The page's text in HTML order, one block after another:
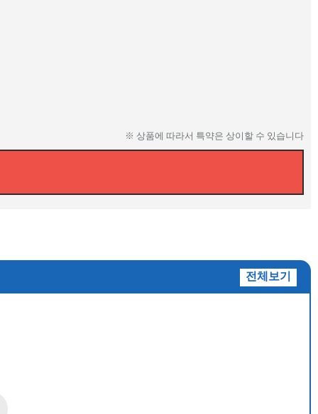
※ 상품에 따라서 특약은 상이할 수 있습니다